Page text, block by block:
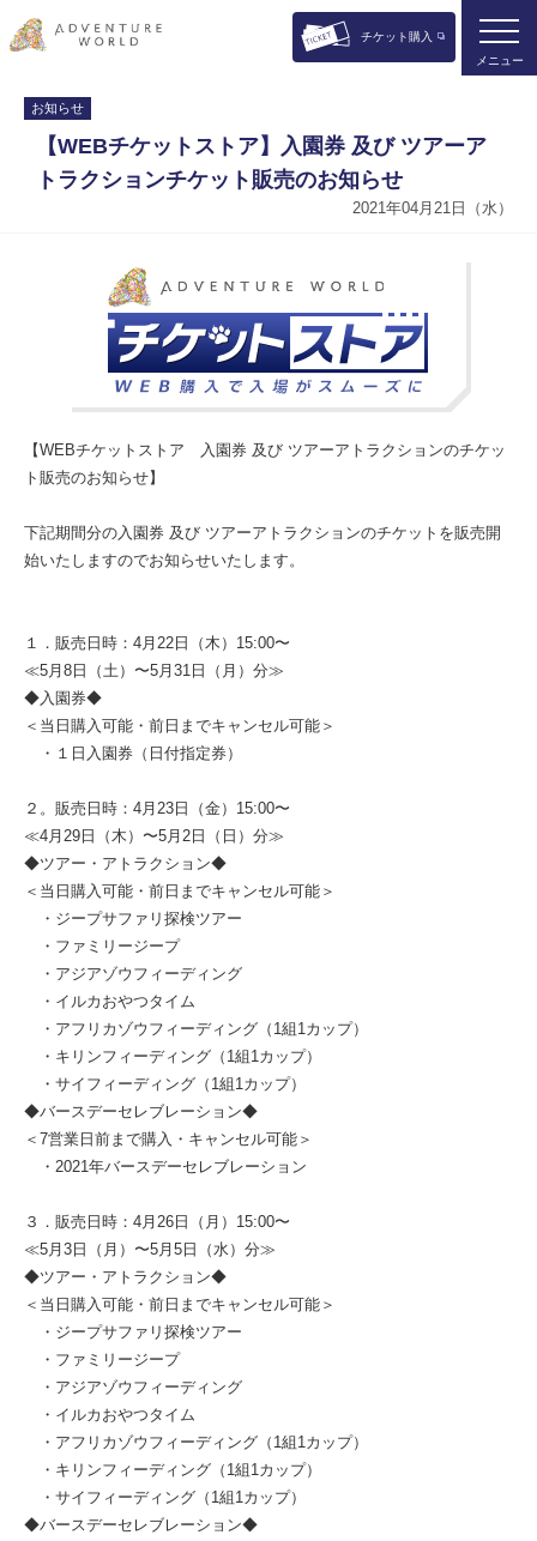
チケット購入
メニュー
お知らせ
【WEBチケットストア】入園券 及び ツアーア
トラクションチケット販売のお知らせ
2021年04月21日（水）
【WEBチケットストア 入園券 及び ツアーアトラクションのチケッ
ト販売のお知らせ】
下記期間分の入園券 及び ツアーアトラクションのチケットを販売開
始いたしますのでお知らせいたします。
１．販売日時：4月22日（木）15:00〜
≪5月8日（土）〜5月31日（月）分≫
◆入園券◆
＜当日購入可能・前日までキャンセル可能＞
・１日入園券（日付指定券）
２。販売日時：4月23日（金）15:00〜
≪4月29日（木）〜5月2日（日）分≫
◆ツアー・アトラクション◆
＜当日購入可能・前日までキャンセル可能＞
・ジープサファリ探検ツアー
・ファミリージープ
・アジアゾウフィーディング
・イルカおやつタイム
・アフリカゾウフィーディング（1組1カップ）
・キリンフィーディング（1組1カップ）
・サイフィーディング（1組1カップ）
◆バースデーセレブレーション◆
＜7営業日前まで購入・キャンセル可能＞
・2021年バースデーセレブレーション
３．販売日時：4月26日（月）15:00〜
≪5月3日（月）〜5月5日（水）分≫
◆ツアー・アトラクション◆
＜当日購入可能・前日までキャンセル可能＞
・ジープサファリ探検ツアー
・ファミリージープ
・アジアゾウフィーディング
・イルカおやつタイム
・アフリカゾウフィーディング（1組1カップ）
・キリンフィーディング（1組1カップ）
・サイフィーディング（1組1カップ）
◆バースデーセレブレーション◆